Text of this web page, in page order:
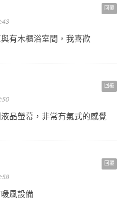
回覆
有木櫃浴室間，我喜歡
回覆
晶螢幕，非常有氣式的感覺
回覆
風設備